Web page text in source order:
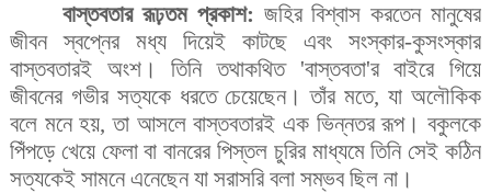
বাস্তবতার রূঢ়তম প্রকাশ: জহির বিশ্বাস করতেন মানুষের
জীবন স্বপ্নের মধ্য দিয়েই কাটছে এবং সংস্কার-কুসংস্কার
বাস্তবতারই অংশ। তিনি তথাকথিত 'বাস্তবতা'র বাইরে গিয়ে
জীবনের গভীর সত্যকে ধরতে চেয়েছেন। তাঁর মতে, যা অলৌকিক
বলে মনে হয়, তা আসলে বাস্তবতারই এক ভিন্নতর রূপ। বকুলকে
পিঁপড়ে খেয়ে ফেলা বা বানরের পিস্তল চুরির মাধ্যমে তিনি সেই কঠিন
সত্যকেই সামনে এনেছেন যা সরাসরি বলা সম্ভব ছিল না।